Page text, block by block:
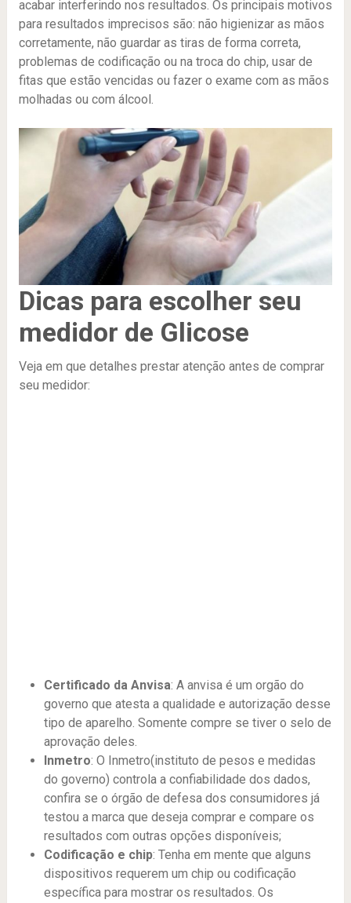
acabar interferindo nos resultados. Os principais motivos
para resultados imprecisos são: não higienizar as mãos
corretamente, não guardar as tiras de forma correta,
problemas de codificação ou na troca do chip, usar de
fitas que estão vencidas ou fazer o exame com as mãos
molhadas ou com álcool.
Dicas para escolher seu
medidor de Glicose
Veja em que detalhes prestar atenção antes de comprar
seu medidor:
Certificado da Anvisa: A anvisa é um orgão do
governo que atesta a qualidade e autorização desse
tipo de aparelho. Somente compre se tiver o selo de
aprovação deles.
Inmetro: O Inmetro(instituto de pesos e medidas
do governo) controla a confiabilidade dos dados,
confira se o órgão de defesa dos consumidores já
testou a marca que deseja comprar e compare os
resultados com outras opções disponíveis;
Codificação e chip: Tenha em mente que alguns
dispositivos requerem um chip ou codificação
específica para mostrar os resultados. Os